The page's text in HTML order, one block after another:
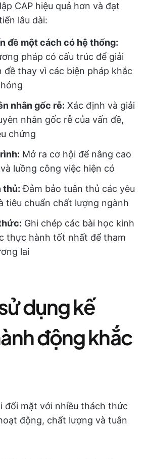
CAP hiệu quả hơn và đạt
lâu dài:
đề một cách có hệ thống:
pháp có cấu trúc để giải
đề thay vì các biện pháp khắc
nhân gốc rễ: Xác định và giải
nhân gốc rễ của vấn đề,
chứng
Mở ra cơ hội để nâng cao
luồng công việc hiện có
thủ: Đảm bảo tuân thủ các yêu
tiêu chuẩn chất lượng ngành
Ghi chép các bài học kinh
thực hành tốt nhất để tham
lai
dụng kế
động khắc
đối mặt với nhiều thách thức
động, chất lượng và tuân